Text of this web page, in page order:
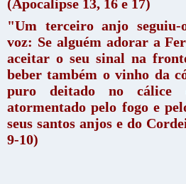
(Apocalipse 13, 16 e 17)
"Um terceiro anjo seguiu-
voz: Se alguém adorar a
aceitar o seu sinal na
beber também o vinho da
puro deitado no cálice
atormentado pelo fogo e
seus santos anjos e do
9-10)